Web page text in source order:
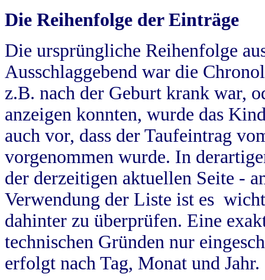
Die Reihenfolge der Einträge
Die ursprüngliche Reihenfolge
Ausschlaggebend war die
z.B. nach der Geburt krank war,
anzeigen konnten, wurde das
auch vor, dass der Taufeintrag
vorgenommen wurde. In
der derzeitigen aktuellen Seite -
Verwendung der Liste ist es
dahinter zu überprüfen. Eine
technischen Gründen nur
erfolgt nach Tag, Monat und Jahr.